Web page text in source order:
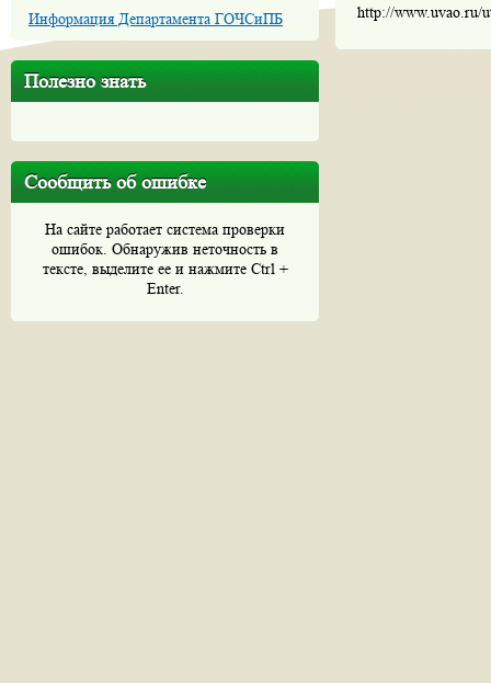
Информация Департамента ГОЧСиПБ
Полезно знать
Сообщить об ошибке
На сайте работает система проверки
ошибок. Обнаружив неточность в
тексте, выделите ее и нажмите Ctrl +
Enter.
http://www.uvao.ru/